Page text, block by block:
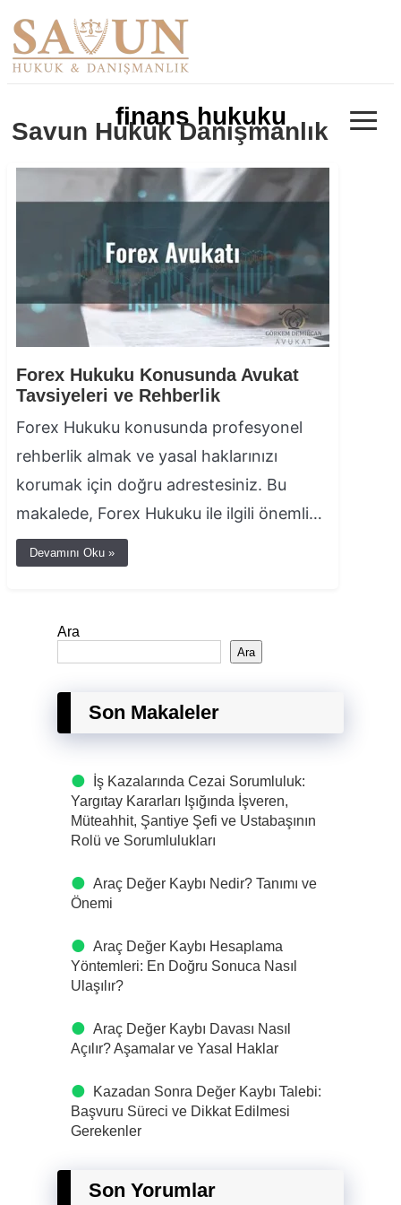
Savun Hukuk Danışmanlık ≡
finans hukuku
Forex Hukuku Konusunda Avukat
Tavsiyeleri ve Rehberlik
Forex Hukuku konusunda profesyonel
rehberlik almak ve yasal haklarınızı
korumak için doğru adrestesiniz. Bu
makalede, Forex Hukuku ile ilgili önemli…
Devamını Oku »
Ara
Ara
Son Makaleler
İş Kazalarında Cezai Sorumluluk:
Yargıtay Kararları Işığında İşveren,
Müteahhit, Şantiye Şefi ve Ustabaşının
Rolü ve Sorumlulukları
Araç Değer Kaybı Nedir? Tanımı ve
Önemi
Araç Değer Kaybı Hesaplama
Yöntemleri: En Doğru Sonuca Nasıl
Ulaşılır?
Araç Değer Kaybı Davası Nasıl
Açılır? Aşamalar ve Yasal Haklar
Kazadan Sonra Değer Kaybı Talebi:
Başvuru Süreci ve Dikkat Edilmesi
Gerekenler
Son Yorumlar